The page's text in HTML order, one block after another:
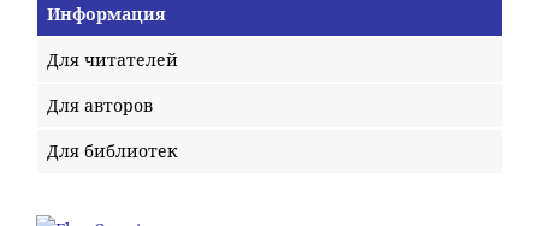
Информация
Для читателей
Для авторов
Для библиотек